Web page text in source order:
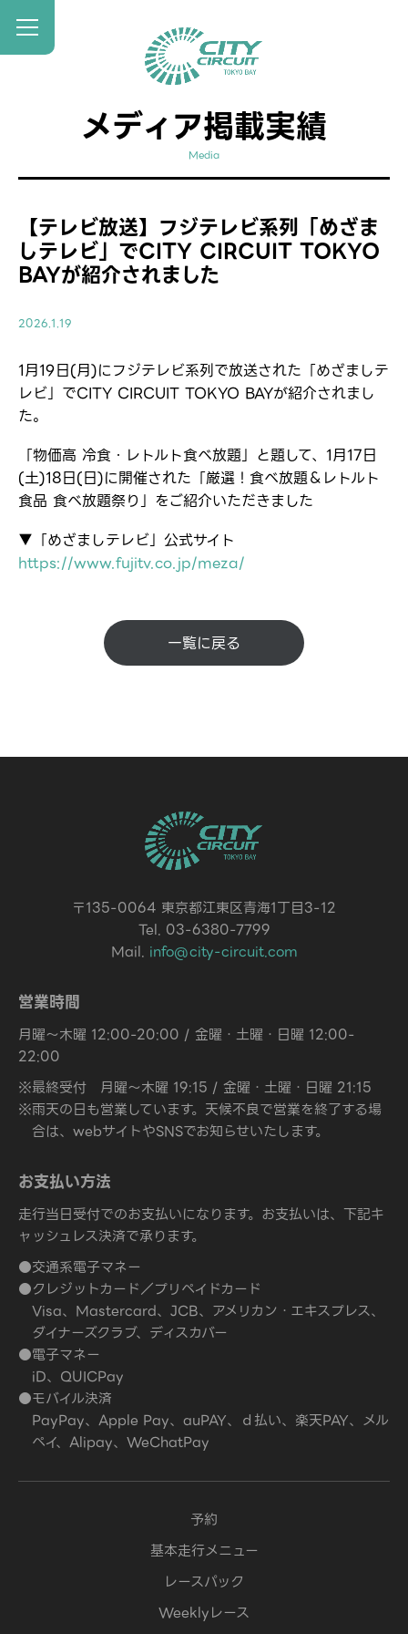
メディア掲載実績
Media
【テレビ放送】フジテレビ系列「めざま
しテレビ」でCITY CIRCUIT TOKYO
BAYが紹介されました
2026.1.19
1月19日(月)にフジテレビ系列で放送された「めざましテ
レビ」でCITY CIRCUIT TOKYO BAYが紹介されまし
た。
「物価高 冷食・レトルト食べ放題」と題して、1月17日
(土)18日(日)に開催された「厳選！食べ放題＆レトルト
食品 食べ放題祭り」をご紹介いただきました
▼「めざましテレビ」公式サイト
https://www.fujitv.co.jp/meza/
一覧に戻る
〒135-0064 東京都江東区青海1丁目3-12
Tel. 03-6380-7799
Mail. info@city-circuit.com
営業時間
月曜～木曜 12:00-20:00 / 金曜・土曜・日曜 12:00-
22:00
※最終受付 月曜～木曜 19:15 / 金曜・土曜・日曜 21:15
※雨天の日も営業しています。天候不良で営業を終了する場
合は、webサイトやSNSでお知らせいたします。
お支払い方法
走行当日受付でのお支払いになります。お支払いは、下記キ
ャッシュレス決済で承ります。
●交通系電子マネー
●クレジットカード／プリペイドカード
Visa、Mastercard、JCB、アメリカン・エキスプレス、
ダイナーズクラブ、ディスカバー
●電子マネー
iD、QUICPay
●モバイル決済
PayPay、Apple Pay、auPAY、ｄ払い、楽天PAY、メル
ペイ、Alipay、WeChatPay
予約
基本走行メニュー
レースパック
Weeklyレース